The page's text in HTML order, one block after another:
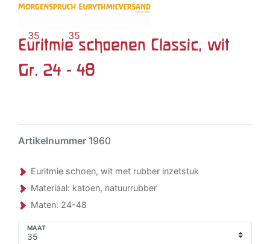
Euritmie schoenen Classic, wit
Gr. 24 - 48
Artikelnummer 1960
Euritmie schoen, wit met rubber inzetstuk
Materiaal: katoen, natuurrubber
Maten: 24-48
MAAT